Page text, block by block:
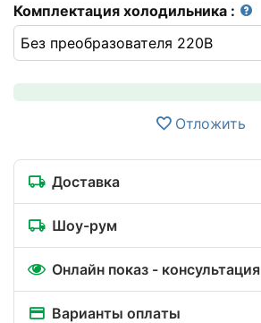
Комплектация холодильника :
Отложить
Доставка
Шоу-рум
Онлайн показ - консультация
Варианты оплаты